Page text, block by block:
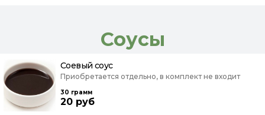
Соусы
Соевый соус
Приобретается отдельно, в комплект не входит
30 грамм
20 руб